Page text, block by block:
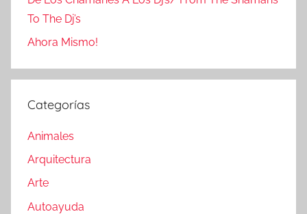
To The Dj’s
Ahora Mismo!
Categorías
Animales
Arquitectura
Arte
Autoayuda